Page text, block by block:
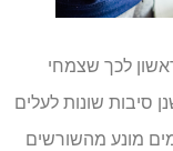
לכך שצמחי
סיבות שונות לעלים
מונע מהשורשים